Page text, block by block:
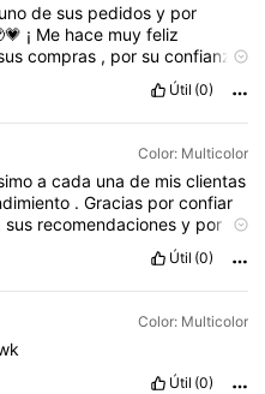
uno de sus pedidos y por
¡ Me hace muyfeliz
compras , porsuconfianza
bonitas
Graciaspor
!💕✨
Útil (0)
Color: Multicolor
a cada una de mis clientas
.Gracias porconfiar
sus recomendacionesy por
much
tiempo ,dedicaci
porsupaciencia,por
recomendaciónme
graciaspor
Útil (0)
Color: Multicolor
Útil (0)